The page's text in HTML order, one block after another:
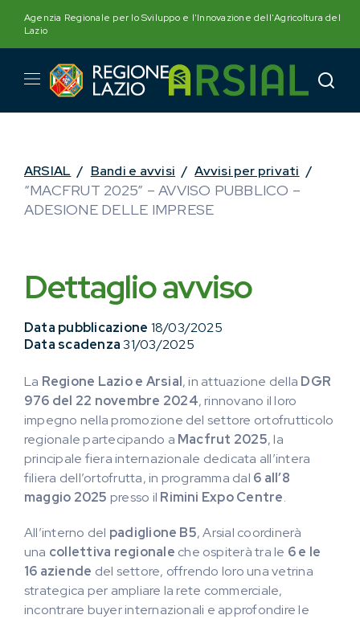
content
Agenzia Regionale per lo Sviluppo e l'Innovazione dell'Agricoltura del
Lazio
ARSIAL / Bandi e avvisi / Avvisi per privati /
“MACFRUT 2025” – AVVISO PUBBLICO –
ADESIONE DELLE IMPRESE
Dettaglio avviso
Data pubblicazione 18/03/2025
Data scadenza31/03/2025
La Regione Lazio e Arsial, in attuazione della DGR
976 del 22 novembre 2024, rinnovano il loro
impegno nella promozione del settore ortofrutticolo
regionale partecipando a Macfrut 2025, la
principale fiera internazionale dedicata all’intera
filiera dell’ortofrutta, in programma dal 6 all’8
maggio 2025 presso il Rimini Expo Centre.
All’interno del padiglione B5, Arsial coordinerà
una collettiva regionale che ospiterà tra le 6 e le
16 aziende del settore, offrendo loro una vetrina
strategica per ampliare la rete commerciale,
incontrare buyer internazionali e approfondire le